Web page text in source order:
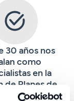
30 años nos
como
en la
de Planes de
Pensiones